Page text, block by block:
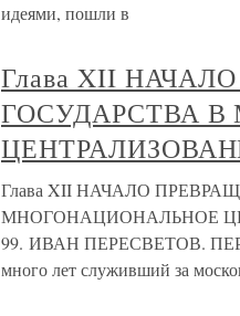
идеями, пошли в
Глава XII
ГОСУДАРСТВА
Глава XII НАЧАЛО
МНОГОНАЦИОНАЛЬНОЕ
99. ИВАН ПЕРЕСВЕТОВ.
много лет служивший за